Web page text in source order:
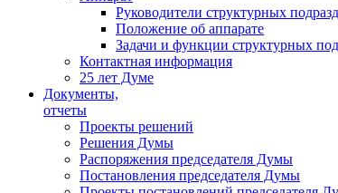
Руководители структурных
Положение об аппарате
Задачи и функции структурных
Контактная информация
25 лет Думе
Документы,
отчеты
Проекты решений
Решения Думы
Распоряжения председателя Думы
Постановления председателя Думы